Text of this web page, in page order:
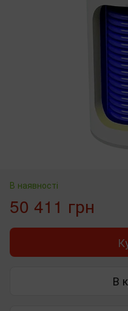
В наявності
50 411 грн
В